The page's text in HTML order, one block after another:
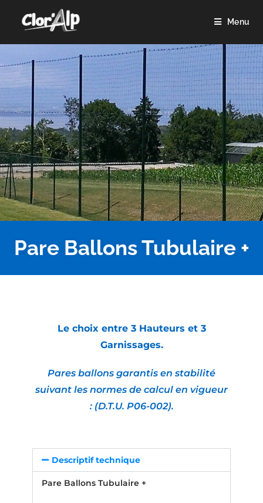
Menu
Pare Ballons Tubulaire +
Le choix entre 3 Hauteurs et 3
Garnissages.
Pares ballons garantis en stabilité
suivant les normes de calcul en vigueur
: (D.T.U. P06-002).
Descriptif technique
Pare Ballons Tubulaire +